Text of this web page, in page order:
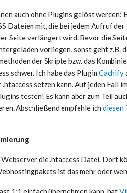
auch ohne Plugins gelöst werden:
Dateien mit, die bei jedem Aufruf
Seite verlängert wird. Bevor die
vorliegen, sonst geht z.B.
der Skripte bzw. das
schwer. Ich habe das Plugin Cachify
setzen kann. Auf jeden Fall
testen! Es kann aber zum Teil
Abschließend empfehle ich diesen
die .htaccess Datei. Dort
ist das mehr oder
1:1 einfach übernehmen kann, hat